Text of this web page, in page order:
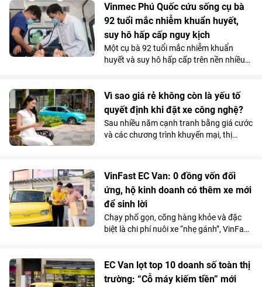
chọn phẫu thuật ngay mà quyết định
điều trị theo một hướng hoàn toàn khác.
Và chính quyết định tưởng chừng trái
ngược ấy lại trở thành bước ngoặt giúp
người bệnh vượt qua “cửa tử”.
Vinmec Phú Quốc cứu sống cụ bà
92 tuổi mắc nhiễm khuẩn huyết,
suy hô hấp cấp nguy kịch
Một cụ bà 92 tuổi mắc nhiễm khuẩn
huyết và suy hô hấp cấp trên nền nhiều
lược hồi sức cá thể hóa, hạn chế tối đa
các can thiệp xâm lấn nguy hiểm.
Vì sao giá rẻ không còn là yếu tố
quyết định khi đặt xe công nghệ?
Sau nhiều năm cạnh tranh bằng giá cước
và các chương trình khuyến mại, thị
lệch giá giữa các nền tảng ngày càng thu
hẹp, người dùng có xu hướng quan tâm
nhiều hơn đến những yếu tố như thời
gian xe đón, chất lượng phương tiện hay
sự ổn định của dịch vụ.
VinFast EC Van: 0 đồng vốn đối
ứng, hộ kinh doanh có thêm xe mới
để sinh lời
Chạy phố gọn, cõng hàng khỏe và đặc
biệt là chi phí nuôi xe “nhẹ gánh”, VinFast
EC Van lọt top 10 doanh số toàn thị
trường: “Cỗ máy kiếm tiền” mới